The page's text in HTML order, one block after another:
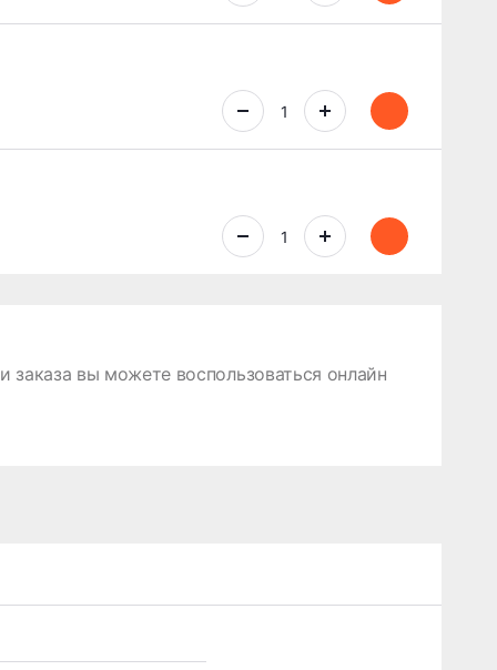
заказа вы можете воспользоваться онлайн